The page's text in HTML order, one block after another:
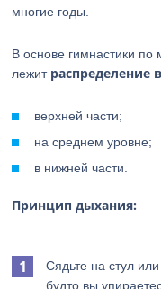
многие годы.
В основе гимнастики по
лежит распределение
верхней части;
на среднем уровне;
в нижней части.
Принцип дыхания:
Сядьте на стул
будто вы